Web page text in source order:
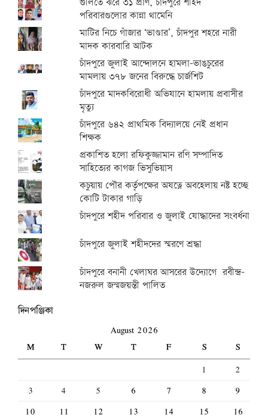
পরিবারগুলোর কান্না থামেনি
মাটির নিচে গাঁজার ‘ভাণ্ডার’, চাঁদপুর শহরে নারী
মাদক কারবারি আটক
চাঁদপুরে জুলাই আন্দোলনে হামলা-ভাঙচুরের
মামলায় ৩৭৮ জনের বিরুদ্ধে চার্জশিট
চাঁদপুরে মাদকবিরোধী অভিযানে হামলায় প্রবাসীর
মৃত্যু
চাঁদপুরে ৬৪২ প্রাথমিক বিদ্যালয়ে নেই প্রধান
শিক্ষক
প্রকাশিত হলো রফিকুজ্জামান রণি সম্পাদিত
সাহিত্যের কাগজ ভিসুভিয়াস
কচুয়ায় পৌর কর্তৃপক্ষের অযত্নে অবহেলায় নষ্ট হচ্ছে
কোটি টাকার গাড়ি
চাঁদপুরে শহীদ পরিবার ও জুলাই যোদ্ধাদের সংবর্ধনা
চাঁদপুরে জুলাই শহীদদের স্মরণে শ্রদ্ধা
চাঁদপুরে বনানী খেলাঘর আসরের উদ্যোগে রবীন্দ্র-
নজরুল জন্মজয়ন্তী পালিত
দিনপঞ্জিকা
August 2026
M
T W T F S
S
1
2
3
4 5 6 7 8
9
10
11 12 13 14 15
16